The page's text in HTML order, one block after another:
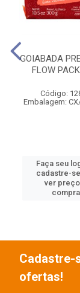
GOIABADA
FLOW
Código:
Embalagem:
Faça seu
cadastre-
ver
Cadastre-
ofertas!